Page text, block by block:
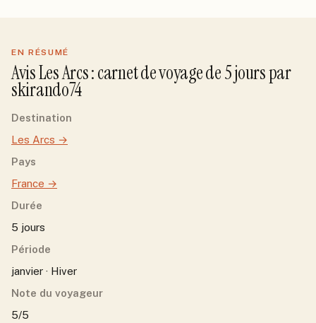
EN RÉSUMÉ
AvisLes Arcs: carnet de voyage de5jourspar
skirando74
Destination
Les Arcs →
Pays
France →
Durée
5 jours
Période
janvier · Hiver
Note du voyageur
5/5